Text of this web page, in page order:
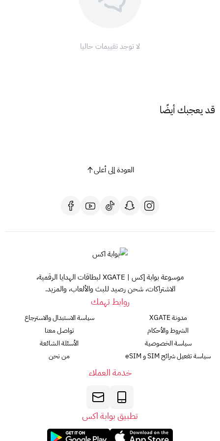
لا توجد تقييمات حاليا
قد يعجبك أيضًا
العودة إلى أعلى
موسوعة بوابة إكس | XGATE لبطاقات الهدايا الرقمية،
الاشتراكات، شحن رصيد للبث والألعاب، والمزيد.
روابط تهمك
مدونة XGATE
الشروط والأحكام
سياسة الخصوصية
سياسة تفعيل شرائح SIM و eSIM
سياسة الاستبدال والاسترجاع
تواصل معنا
الأسئلة الشائعة
من نحن
خدمة العملاء
تطبيق بوابة اكس